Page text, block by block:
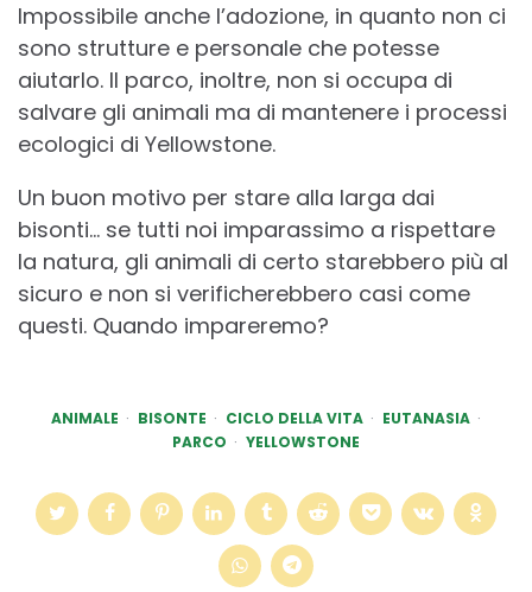
Impossibile anche l’adozione, in quanto non ci
sono strutture e personale che potesse
aiutarlo. Il parco, inoltre, non si occupa di
salvare gli animali ma di mantenere i processi
ecologici di Yellowstone.
Un buon motivo per stare alla larga dai
bisonti… se tutti noi imparassimo a rispettare
la natura, gli animali di certo starebbero più al
sicuro e non si verificherebbero casi come
questi. Quando impareremo?
ANIMALE BISONTE CICLO DELLA VITA
EUTANASIA
PARCO
YELLOWSTONE